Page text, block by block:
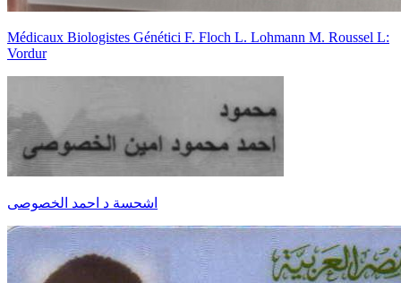
Médicaux Biologistes Génétici F. Floch L. Lohmann M. Roussel L:
Vordur
اشحسة د احمد الخصوصى